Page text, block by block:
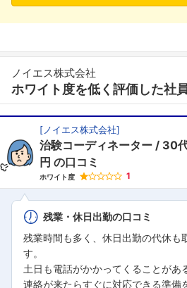
ノイエス株式会社
ホワイト度を低く評価した社
[ ノイエス株式会社]
治験コーディネーター 30
円 の口コミ
ホワイト度 1
残業・休日出勤の口コミ
残業時間も多く、休日出勤の代休も
す。
土日も電話がかかってくることがあ
連絡が来たらすぐに対応できる準備